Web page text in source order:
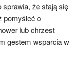
że stają się
pomyśleć o
lub chrzest
gestem wsparcia w